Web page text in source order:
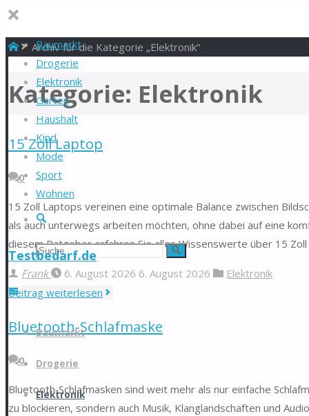
Baumarkt
Drogerie
Elektronik
Garten
Haushalt
Kind
Mode
Sport
Wohnen
Suche
Suchen
nach:
Suche
Testbedarf.de
Zum
springen
Baumarkt
Drogerie
Elektronik
StartArchiv für die Kategorie „Elektronik“
Kategorie: Elektronik
15 Zoll Laptop
0
15 Zoll Laptops vereinen eine optimale Balance zwischen
als auch unterwegs arbeiten möchten, ohne dabei auf eine
diesem Ratgeber erfahren Sie alles Wissenswerte über 15
Frank 6. August 2026 6. August 2026
Elektronik
Beitrag weiterlesen "15
Laptop"
Bluetooth-Schlafmaske
0
Bluetooth‑Schlafmasken sind weit mehr als nur einfache
zu blockieren, sondern auch Musik, Klanglandschaften und